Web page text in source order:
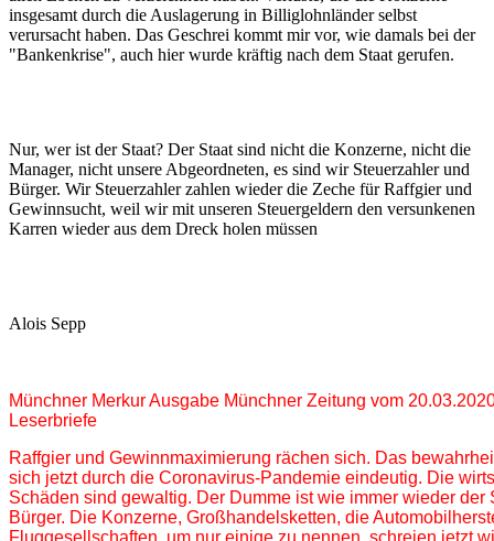
insgesamt durch die Auslagerung in Billiglohnländer selbst
verursacht haben. Das Geschrei kommt mir vor, wie damals bei der
"Bankenkrise", auch hier wurde kräftig nach dem Staat gerufen.
Nur, wer ist der Staat? Der Staat sind nicht die Konzerne, nicht die
Manager, nicht unsere Abgeordneten, es sind wir Steuerzahler und
Bürger. Wir Steuerzahler zahlen wieder die Zeche für Raffgier und
Gewinnsucht, weil wir mit unseren Steuergeldern den versunkenen
Karren wieder aus dem Dreck holen müssen
Alois Sepp
Münchner Merkur Ausgabe Münchner Zeitung vom
Leserbriefe
Raffgier und Gewinnmaximierung rächen sich. Das
sich jetzt durch die Coronavirus-Pandemie eindeutig. Die
Schäden sind gewaltig. Der Dumme ist wie immer wieder der
Bürger. Die Konzerne, Großhandelsketten, die
Fluggesellschaften, um nur einige zu nennen, schreien jetzt